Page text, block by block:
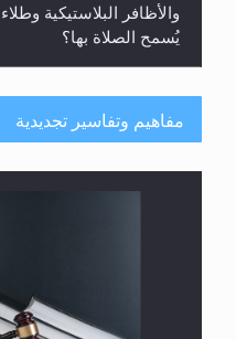
والأظافر البلاستيكية
يُسمح الصلاة بها؟
هل يُحسب حول الزكاة وفق
مفاهيم وتفاسير تجديدية